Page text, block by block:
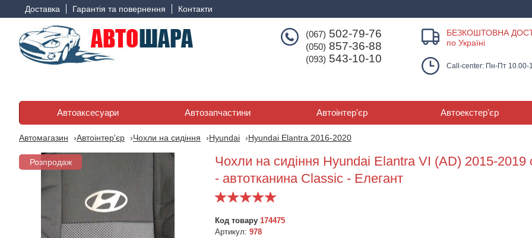
Доставка Гарантія та повернення Контакти
(067) 502-79-76
(050) 857-36-88
(093) 543-10-10
БЕЗКОШТОВНА
по Україні
Call-center: Пн-Пт 10.00-
Автоаксесуари Автозапчастини Автоінтер'єр Автоекстер'єр
Автомагазин Автоінтер'єр Чохли на сидіння Hyundai Hyundai Elantra 2016-2020
Розпродаж
Чохли на сидіння Hyundai Elantra VI (AD) 2015-2019
- автотканина Classic - Елегант
Код товару 174475
Артикул: 978
Розпродаж Розпродаж Розпродаж Розпродаж